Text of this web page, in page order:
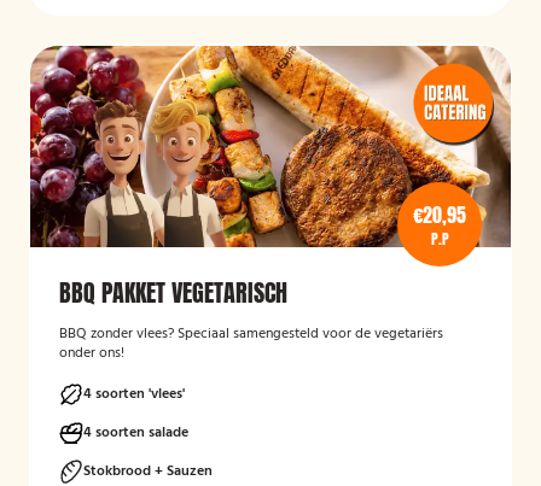
€20,95
P.P
BBQ PAKKET VEGETARISCH
BBQ zonder vlees? Speciaal samengesteld voor de vegetariërs
onder ons!
4 soorten 'vlees'
4 soorten salade
Stokbrood + Sauzen